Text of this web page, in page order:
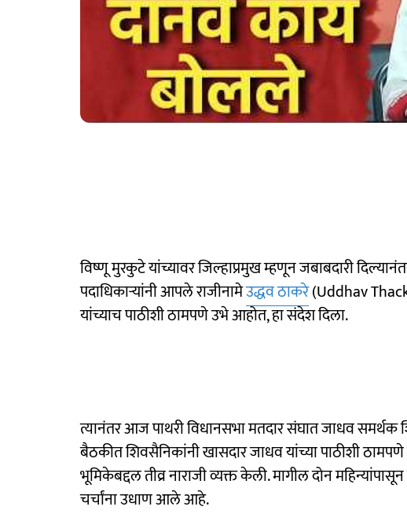
विष्णू मुरकुटे यांच्यावर जिल्हाप्रमुख म्हणून जबाबदारी
पदाधिकाऱ्यांनी आपले राजीनामेउद्धव ठाकरे(Uddhav
यांच्याच पाठीशी ठामपणे उभे आहोत, हा संदेश दिला.
त्यानंतर आज पाथरी विधानसभा मतदार संघात जाधव समर्थक
बैठकीत शिवसैनिकांनी खासदार जाधव यांच्या पाठीशी ठामपणे
भूमिकेबद्दल तीव्र नाराजी व्यक्त केली. मागील दोन
चर्चांना उधाण आले आहे.